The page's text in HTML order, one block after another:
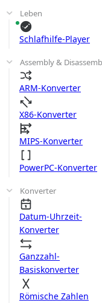
Leben
Schlafhilfe-Player
Assembly &
ARM-Konverter
X86-Konverter
MIPS-Konverter
PowerPC-Konverter
Konverter
Datum-Uhrzeit-
Konverter
Ganzzahl-
Basiskonverter
Römische Zahlen